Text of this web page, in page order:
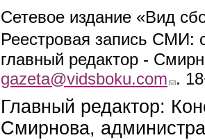
Сетевое издание «Вид
Реестровая запись СМИ:
главный редактор -
gazeta@vidsboku.com (link sends
.
Главный редактор:
Смирнова,